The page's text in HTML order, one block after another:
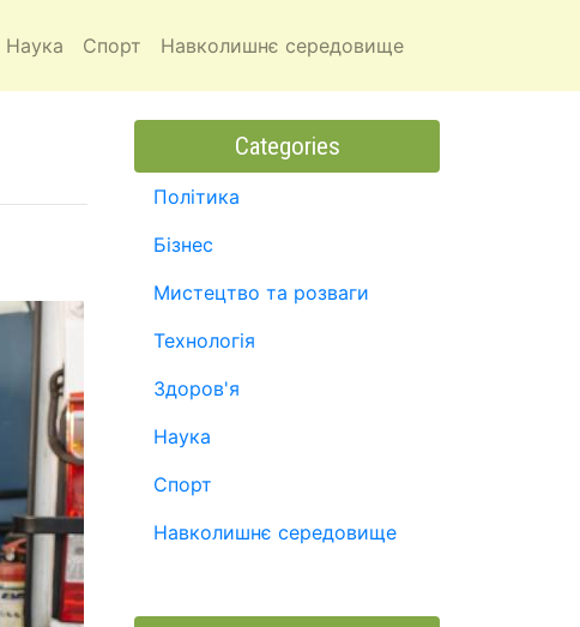
Наука Спорт Навколишнє середовище
Categories
Політика
Бізнес
Мистецтво та розваги
Технологія
Здоров'я
Наука
Спорт
Навколишнє середовище